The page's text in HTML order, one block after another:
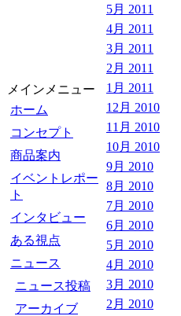
メインメニュー
ホーム
コンセプト
商品案内
イベントレポー
ト
インタビュー
ある視点
ニュース
ニュース投稿
アーカイブ
5月 2011
4月 2011
3月 2011
2月 2011
1月 2011
12月 2010
11月 2010
10月 2010
9月 2010
8月 2010
7月 2010
6月 2010
5月 2010
4月 2010
3月 2010
2月 2010